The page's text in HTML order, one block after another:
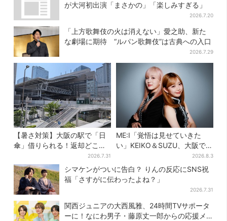
が大河初出演「まさかの」「楽しみすぎる」
2026.7.20
「上方歌舞伎の火は消えない」愛之助、新た
な劇場に期待 “ルパン歌舞伎”は古典への入口
2026.7.29
【暑さ対策】大阪の駅で「日
傘」借りられる！返却どこで
もOK、熱中症対策にシェアサ
ービス拡大
2026.7.31
ME:I「覚悟は見せていきた
い」KEIKO＆SUZU、大阪で語
る…“日プ女子”からの3年間
と、7人で目指す夢
2026.8.3
シマケンがついに告白？ りんの反応にSNS祝
福「さすがに伝わったよね？」
2026.7.31
関西ジュニアの大西風雅、24時間TVサポータ
ーに！なにわ男子・藤原丈一郎からの応援メ